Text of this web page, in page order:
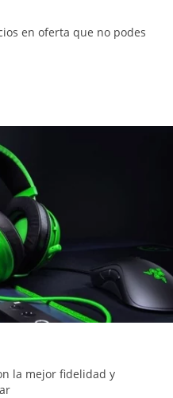
en oferta que no podes
la mejor fidelidad y